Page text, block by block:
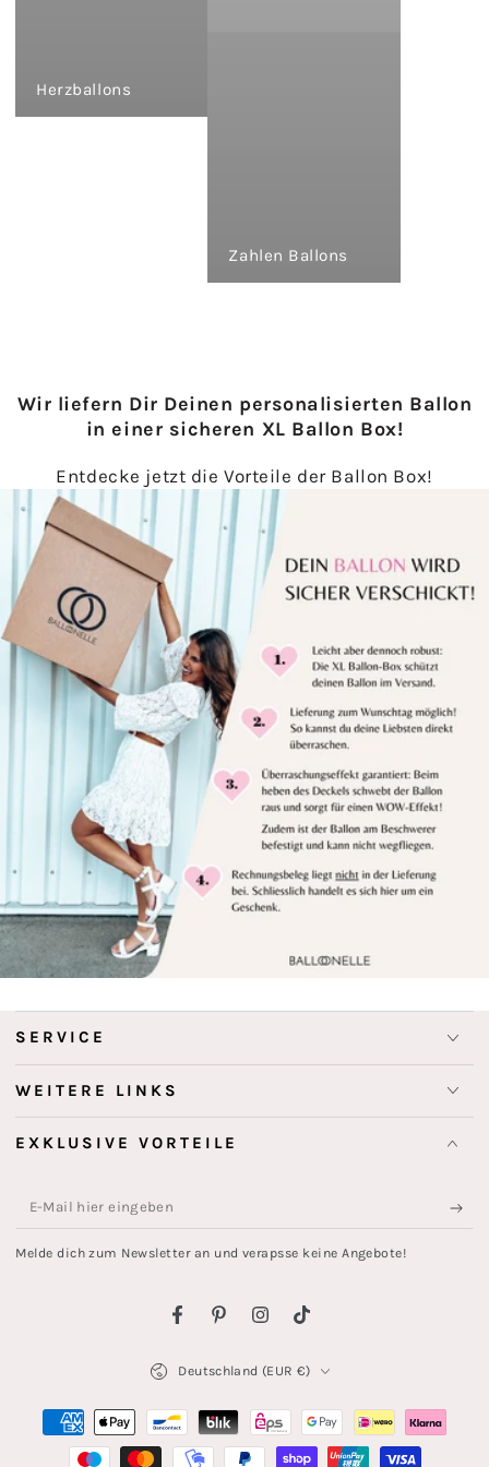
Herzballons
Zahlen Ballons
Wir liefern Dir Deinen personalisierten Ballon
in einer sicheren XL Ballon Box!
Entdecke jetzt die Vorteile der Ballon Box!
SERVICE
WEITERE LINKS
EXKLUSIVE VORTEILE
E-
Mail
Melde dich zum Newsletter an und verapsse keine Angebote!
FacebookPinterestInstagram
TikTok
Deutschland (EUR €)
Zahlungsmöglichkeiten